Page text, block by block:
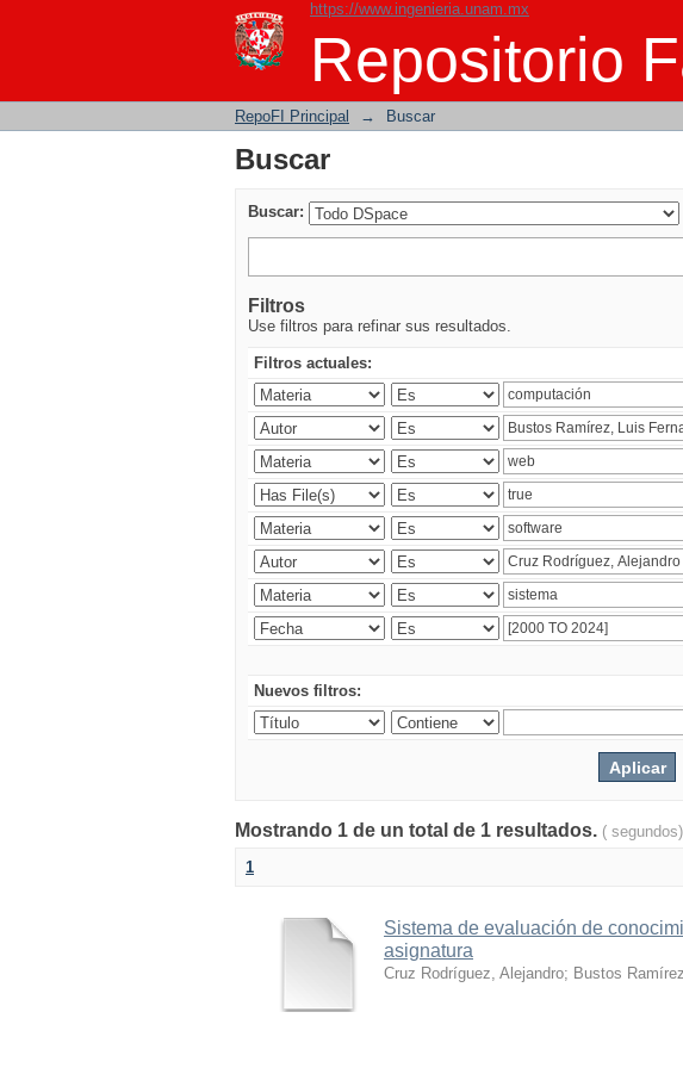
https://www.ingenieria.unam.mx
Repositorio
Buscar
RepoFI Principal → Buscar
Buscar
Buscar:
Filtros
Use filtros para refinar sus resultados.
Filtros actuales:
Nuevos filtros:
Mostrando 1 de un total de 1 resultados. ( segundos)
1
Sistema de evaluación de
asignatura
Cruz Rodríguez, Alejandro; Bustos